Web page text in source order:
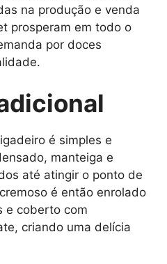
na produção e venda
prosperam em todo o
por doces
é simples e
manteiga e
até atingir o ponto de
é então enrolado
e coberto com
criando uma delícia